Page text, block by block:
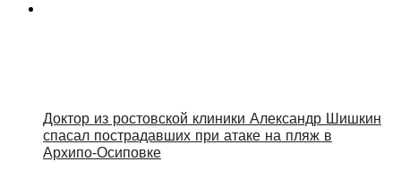
Доктор из ростовской клиники Александр Шишкин
спасал пострадавших при атаке на пляж в
Архипо‑Осиповке